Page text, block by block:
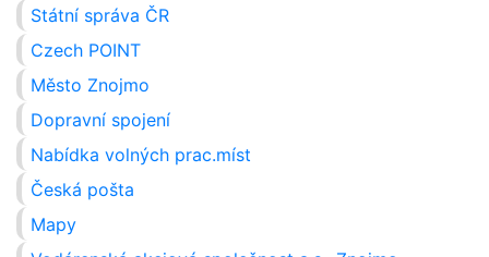
Státní správa ČR
Czech POINT
Město Znojmo
Dopravní spojení
Nabídka volných prac.míst
Česká pošta
Mapy